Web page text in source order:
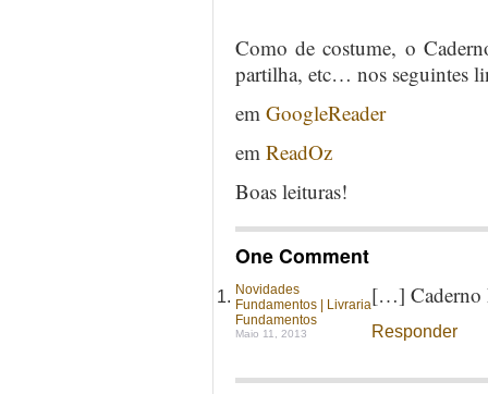
Como de costume, o
partilha, etc… nos seguintes
em GoogleReader
em ReadOz
Boas leituras!
One Comment
Novidades
Fundamentos | Livraria
Fundamentos
Maio 11, 2013
[…] Caderno
Responder